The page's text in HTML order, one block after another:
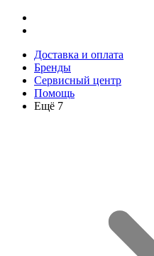
Доставка и оплата
Бренды
Сервисный центр
Помощь
Ещё 7